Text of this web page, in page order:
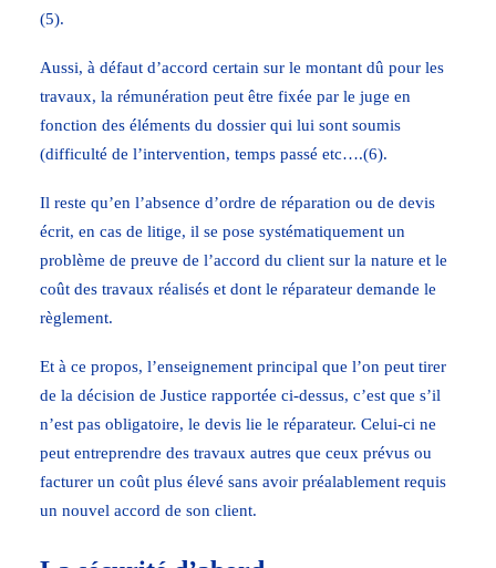
(5).
Aussi, à défaut d’accord certain sur le montant dû pour les
travaux, la rémunération peut être fixée par le juge en
fonction des éléments du dossier qui lui sont soumis
(difficulté de l’intervention, temps passé etc….(6).
Il reste qu’en l’absence d’ordre de réparation ou de devis
écrit, en cas de litige, il se pose systématiquement un
problème de preuve de l’accord du client sur la nature et le
coût des travaux réalisés et dont le réparateur demande le
règlement.
Et à ce propos, l’enseignement principal que l’on peut tirer
de la décision de Justice rapportée ci-dessus, c’est que s’il
n’est pas obligatoire, le devis lie le réparateur. Celui-ci ne
peut entreprendre des travaux autres que ceux prévus ou
facturer un coût plus élevé sans avoir préalablement requis
un nouvel accord de son client.